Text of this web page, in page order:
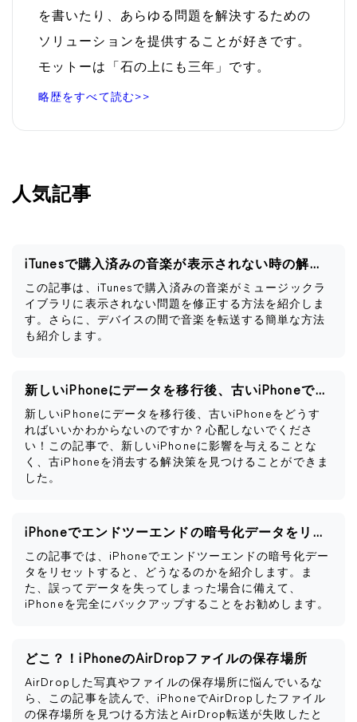
を書いたり、あらゆる問題を解決するための
ソリューションを提供することが好きです。
モットーは「石の上にも三年」です。
略歴をすべて読む>>
人気記事
iTunesで購入済みの音楽が表示されない時の解決策
この記事は、iTunesで購入済みの音楽がミュージックラ
イブラリに表示されない問題を修正する方法を紹介しま
す。さらに、デバイスの間で音楽を転送する簡単な方法
も紹介します。
新しいiPhoneにデータを移行後、古いiPhoneですべきこと
新しいiPhoneにデータを移行後、古いiPhoneをどうす
ればいいかわからないのですか？心配しないでくださ
い！この記事で、新しいiPhoneに影響を与えることな
く、古iPhoneを消去する解決策を見つけることができま
した。
iPhoneでエンドツーエンドの暗号化データをリセットするとどうなるか
この記事では、iPhoneでエンドツーエンドの暗号化デー
タをリセットすると、どうなるのかを紹介します。ま
た、誤ってデータを失ってしまった場合に備えて、
iPhoneを完全にバックアップすることをお勧めします。
どこ？！iPhoneのAirDropファイルの保存場所
AirDropした写真やファイルの保存場所に悩んでいるな
ら、この記事を読んで、iPhoneでAirDropしたファイル
の保存場所を見つける方法とAirDrop転送が失敗したと